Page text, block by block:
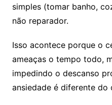
simples (tomar banho,
não reparador.
Isso acontece porque o
ameaças o tempo todo,
impedindo o descanso
ansiedade é diferente do